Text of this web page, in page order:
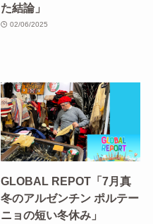
た結論」
02/06/2025
GLOBAL REPOT「7月真
冬のアルゼンチン ポルテー
ニョの短い冬休み」